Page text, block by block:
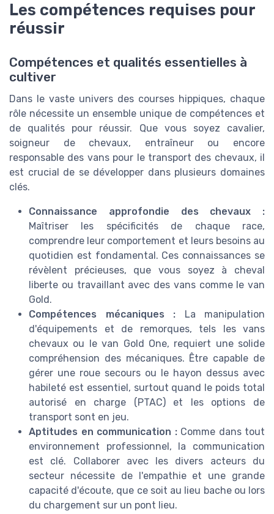
Les compétences requises pour
réussir
Compétences et qualités essentielles à
cultiver
Dans le vaste univers des courses hippiques, chaque
rôle nécessite un ensemble unique de compétences et
de qualités pour réussir. Que vous soyez cavalier,
soigneur de chevaux, entraîneur ou encore
responsable des vans pour le transport des chevaux, il
est crucial de se développer dans plusieurs domaines
clés.
Connaissance approfondie des chevaux :
Maîtriser les spécificités de chaque race,
comprendre leur comportement et leurs besoins au
quotidien est fondamental. Ces connaissances se
révèlent précieuses, que vous soyez à cheval
liberte ou travaillant avec des vans comme le van
Gold.
Compétences mécaniques : La manipulation
d'équipements et de remorques, tels les vans
chevaux ou le van Gold One, requiert une solide
compréhension des mécaniques. Être capable de
gérer une roue secours ou le hayon dessus avec
habileté est essentiel, surtout quand le poids total
autorisé en charge (PTAC) et les options de
transport sont en jeu.
Aptitudes en communication :Comme dans tout
environnement professionnel, la communication
est clé. Collaborer avec les divers acteurs du
secteur nécessite de l'empathie et une grande
capacité d'écoute, que ce soit au lieu bache ou lors
du chargement sur un pont lieu.